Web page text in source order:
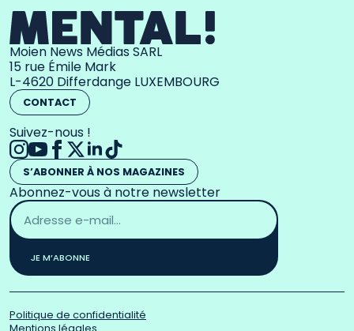
Moien News Médias SARL
15 rue Émile Mark
L-4620 Differdange LUXEMBOURG
CONTACT
Suivez-nous !
S’ABONNER À NOS MAGAZINES
Abonnez-vous à notre newsletter
Adresse
email
*
JE M’ABONNE
Politique de confidentialité
Mentions légales